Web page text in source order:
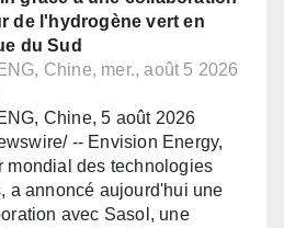
de l'hydrogène vert en
du Sud
Chine, mer., août 5 2026
Chine, 5 août 2026
-- Envision Energy,
mondial des technologies
a annoncé aujourd'hui une
avec Sasol, une